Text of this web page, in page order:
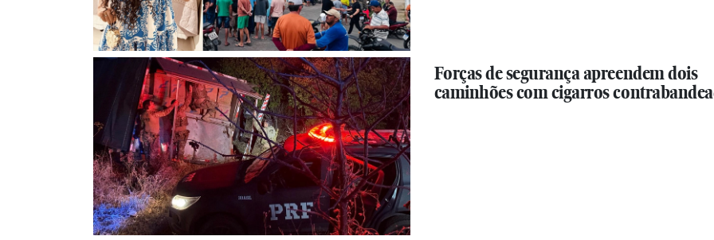
Forças de segurança apreendem dois
caminhões com cigarros